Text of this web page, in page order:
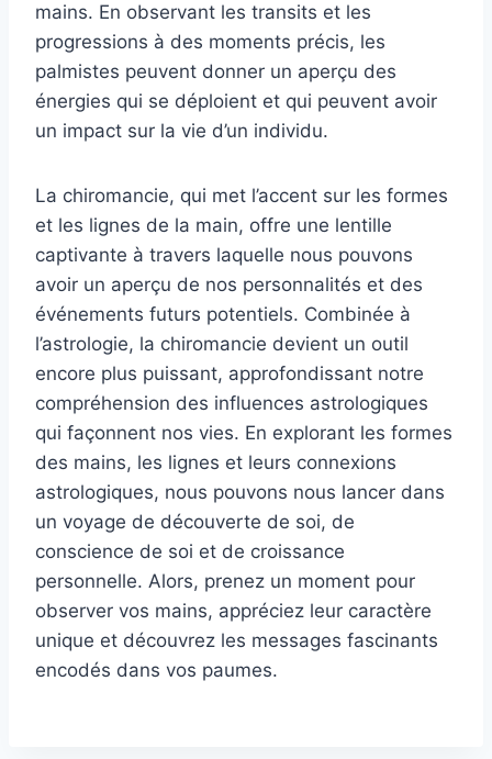
mains. En observant les transits et les
progressions à des moments précis, les
palmistes peuvent donner un aperçu des
énergies qui se déploient et qui peuvent avoir
un impact sur la vie d’un individu.
La chiromancie, qui met l’accent sur les formes
et les lignes de la main, offre une lentille
captivante à travers laquelle nous pouvons
avoir un aperçu de nos personnalités et des
événements futurs potentiels. Combinée à
l’astrologie, la chiromancie devient un outil
encore plus puissant, approfondissant notre
compréhension des influences astrologiques
qui façonnent nos vies. En explorant les formes
des mains, les lignes et leurs connexions
astrologiques, nous pouvons nous lancer dans
un voyage de découverte de soi, de
conscience de soi et de croissance
personnelle. Alors, prenez un moment pour
observer vos mains, appréciez leur caractère
unique et découvrez les messages fascinants
encodés dans vos paumes.